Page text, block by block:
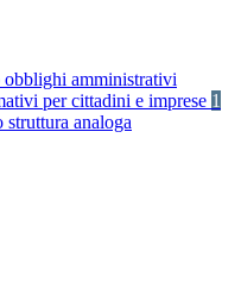
obblighi amministrativi
per cittadini e imprese 1
analoga